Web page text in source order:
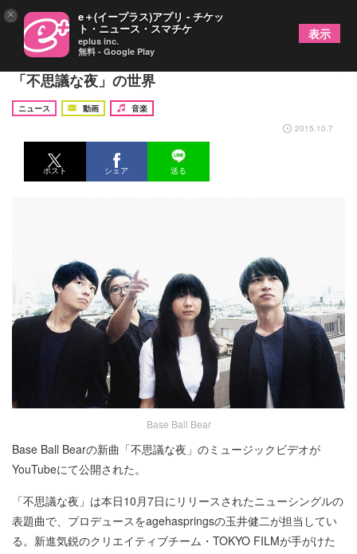
Base Ball Bear、気鋭クリエイティブチームと描く
「不思議な夜」の世界
ニュース 動画
音楽
2015.10.7
ポスト シェア 送る
Base Ball Bear
Base Ball Bearの新曲「不思議な夜」のミュージックビデオが
YouTubeにて公開された。
「不思議な夜」は本日10月7日にリリースされたニューシングルの
表題曲で、プロデュースをagehaspringsの玉井健二が担当してい
る。新進気鋭のクリエイティブチーム・TOKYO FILMが手がけた
× e＋(イープラス)アプリ - チケッ
ト・ニュース・スマチケ
eplus inc.
無料 - Google Play
表示